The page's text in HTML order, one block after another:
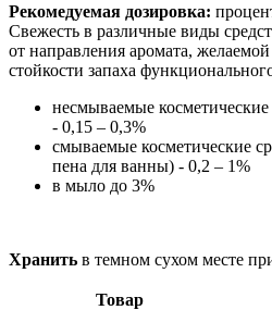
Рекомедуемая дозировка:
Свежесть в различные виды
от направления аромата,
стойкости запаха
несмываемые
- 0,15 – 0,3%
смываемые косметические
пена для ванны) - 0,2 – 1%
в мыло до 3%
Хранить в темном сухом месте
Товар